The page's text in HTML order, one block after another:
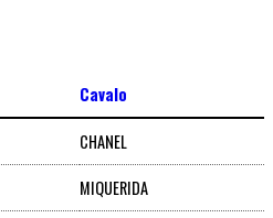
Cavalo
CHANEL
MIQUERIDA